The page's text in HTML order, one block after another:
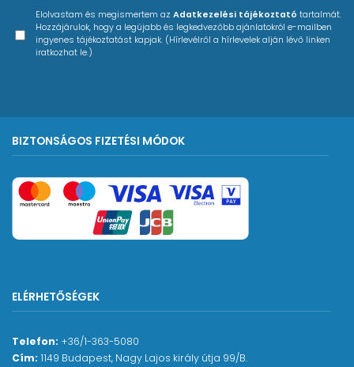
Elolvastam és megismertem az Adatkezelési tájékoztató tartalmát.
Hozzájárulok, hogy a legújabb és legkedvezőbb ajánlatokról e-mailben
ingyenes tájékoztatást kapjak. (Hírlevélről a hírlevelek alján lévő linken
iratkozhat le.)
BIZTONSÁGOS FIZETÉSI MÓDOK
ELÉRHETŐSÉGEK
Telefon: +36/1-363-5080
Cím: 1149 Budapest, Nagy Lajos király útja 99/B.